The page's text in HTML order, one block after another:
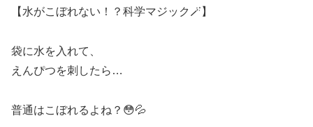
【水がこぼれない！？科学マジック🪄】
袋に水を入れて、
えんぴつを刺したら…
普通はこぼれるよね？😳💦